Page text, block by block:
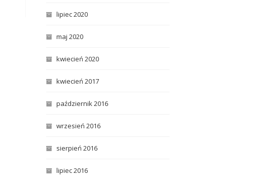
lipiec 2020
maj 2020
kwiecień 2020
kwiecień 2017
październik 2016
wrzesień 2016
sierpień 2016
lipiec 2016